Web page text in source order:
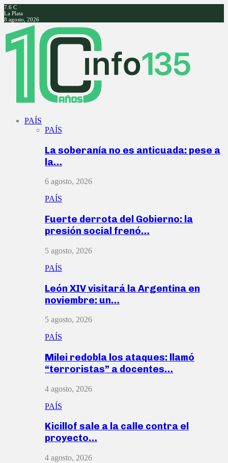
7.6 C
La Plata
8 agosto, 2026
Facebook
Twitter
Instagram
Youtube
PAÍS
PAÍS
La soberanía no es anticuada: pese a
la…
6 agosto, 2026
PAÍS
Fuerte derrota del Gobierno: la
presión social frenó…
5 agosto, 2026
PAÍS
León XIV visitará la Argentina en
noviembre: un…
5 agosto, 2026
PAÍS
Milei redobla los ataques: llamó
“terroristas” a docentes…
4 agosto, 2026
PAÍS
Kicillof sale a la calle contra el
proyecto…
4 agosto, 2026